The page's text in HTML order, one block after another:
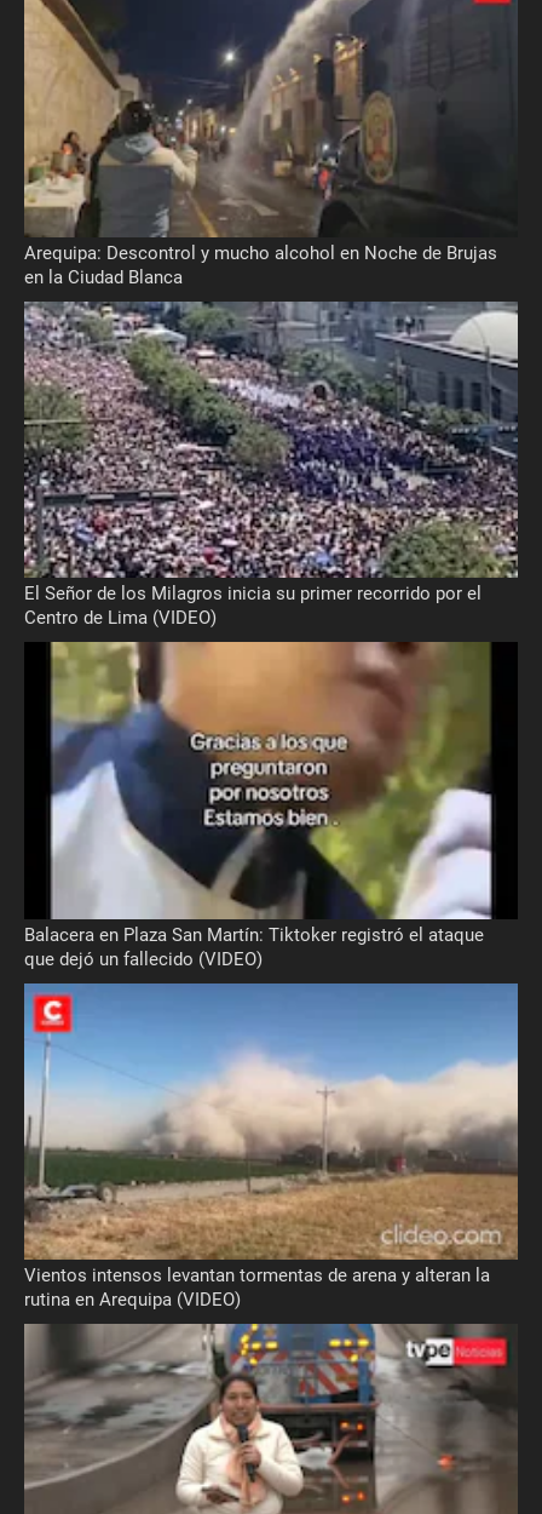
Arequipa: Descontrol y mucho alcohol en Noche de Brujas
en la Ciudad Blanca
El Señor de los Milagros inicia su primer recorrido por el
Centro de Lima (VIDEO)
Balacera en Plaza San Martín: Tiktoker registró el ataque
que dejó un fallecido (VIDEO)
Vientos intensos levantan tormentas de arena y alteran la
rutina en Arequipa (VIDEO)